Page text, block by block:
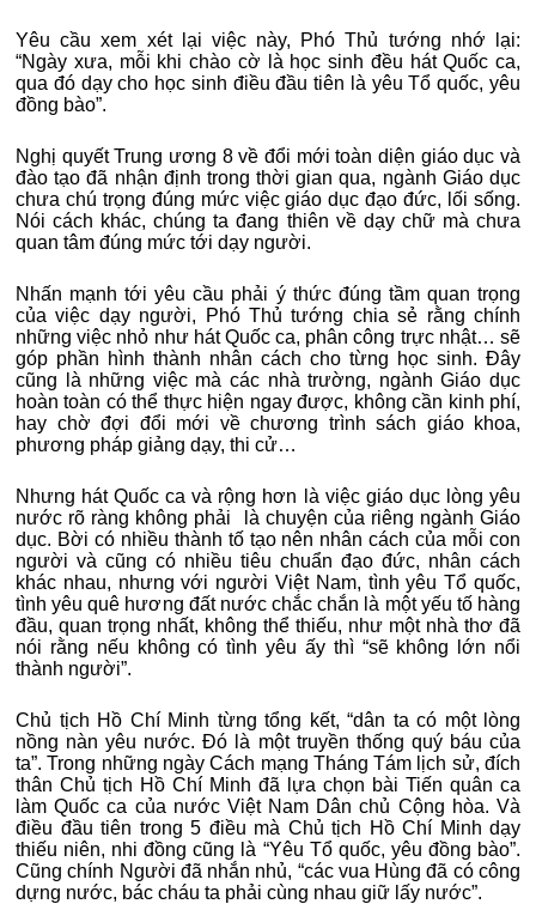
Yêu cầu xem xét lại việc này, Phó Thủ tướng nhớ lại:
“Ngày xưa, mỗi khi chào cờ là học sinh đều hát Quốc ca,
qua đó dạy cho học sinh điều đầu tiên là yêu Tổ quốc, yêu
đồng bào”.
Nghị quyết Trung ương 8 về đổi mới toàn diện giáo dục và
đào tạo đã nhận định trong thời gian qua, ngành Giáo dục
chưa chú trọng đúng mức việc giáo dục đạo đức, lối sống.
Nói cách khác, chúng ta đang thiên về dạy chữ mà chưa
quan tâm đúng mức tới dạy người.
Nhấn mạnh tới yêu cầu phải ý thức đúng tầm quan trọng
của việc dạy người, Phó Thủ tướng chia sẻ rằng chính
những việc nhỏ như hát Quốc ca, phân công trực nhật… sẽ
góp phần hình thành nhân cách cho từng học sinh. Đây
cũng là những việc mà các nhà trường, ngành Giáo dục
hoàn toàn có thể thực hiện ngay được, không cần kinh phí,
hay chờ đợi đổi mới về chương trình sách giáo khoa,
phương pháp giảng dạy, thi cử…
Nhưng hát Quốc ca và rộng hơn là việc giáo dục lòng yêu
nước rõ ràng không phải là chuyện của riêng ngành Giáo
dục. Bời có nhiều thành tố tạo nên nhân cách của mỗi con
người và cũng có nhiều tiêu chuẩn đạo đức, nhân cách
khác nhau, nhưng với người Việt Nam, tình yêu Tổ quốc,
tình yêu quê hương đất nước chắc chắn là một yếu tố hàng
đầu, quan trọng nhất, không thể thiếu, như một nhà thơ đã
nói rằng nếu không có tình yêu ấy thì “sẽ không lớn nổi
thành người”.
Chủ tịch Hồ Chí Minh từng tổng kết, “dân ta có một lòng
nồng nàn yêu nước. Đó là một truyền thống quý báu của
ta”. Trong những ngày Cách mạng Tháng Tám lịch sử, đích
thân Chủ tịch Hồ Chí Minh đã lựa chọn bài Tiến quân ca
làm Quốc ca của nước Việt Nam Dân chủ Cộng hòa. Và
điều đầu tiên trong 5 điều mà Chủ tịch Hồ Chí Minh dạy
thiếu niên, nhi đồng cũng là “Yêu Tổ quốc, yêu đồng bào”.
Cũng chính Người đã nhắn nhủ, “các vua Hùng đã có công
dựng nước, bác cháu ta phải cùng nhau giữ lấy nước”.